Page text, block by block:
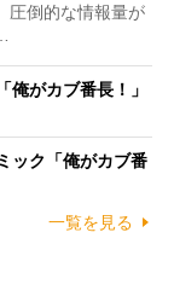
圧倒的な情報量が
がカブ番長！」
ック「俺がカブ番
一覧を見る